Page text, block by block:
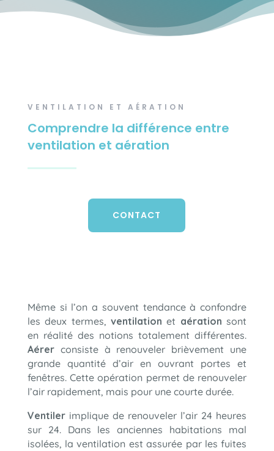
VENTILATION ET AÉRATION
Comprendre la différence entre
ventilation et aération
CONTACT
Même si l’on a souvent tendance à confondre
les deux termes, ventilation et aération sont
en réalité des notions totalement différentes.
Aérerconsiste à renouveler brièvement une
grande quantité d’air en ouvrant portes et
fenêtres. Cette opération permet de renouveler
l’air rapidement, mais pour une courte durée.
Ventilerimplique de renouveler l’air 24 heures
sur 24. Dans les anciennes habitations mal
isolées, la ventilation est assurée par les fuites